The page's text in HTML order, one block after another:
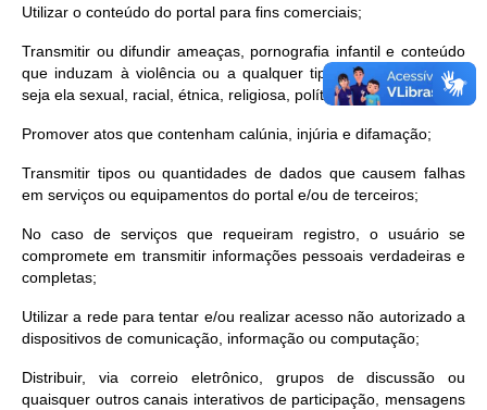
Utilizar o conteúdo do portal para fins comerciais;
Transmitir ou difundir ameaças, pornografia infantil e conteúdo
que induzam à violência ou a qualquer tipo de discriminação,
seja ela sexual, racial, étnica, religiosa, política, etária, social;
Promover atos que contenham calúnia, injúria e difamação;
Transmitir tipos ou quantidades de dados que causem falhas
em serviços ou equipamentos do portal e/ou de terceiros;
No caso de serviços que requeiram registro, o usuário se
compromete em transmitir informações pessoais verdadeiras e
completas;
Utilizar a rede para tentar e/ou realizar acesso não autorizado a
dispositivos de comunicação, informação ou computação;
Distribuir, via correio eletrônico, grupos de discussão ou
quaisquer outros canais interativos de participação, mensagens